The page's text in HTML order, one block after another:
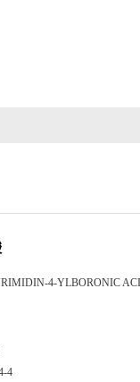
4-YLBORONIC
4